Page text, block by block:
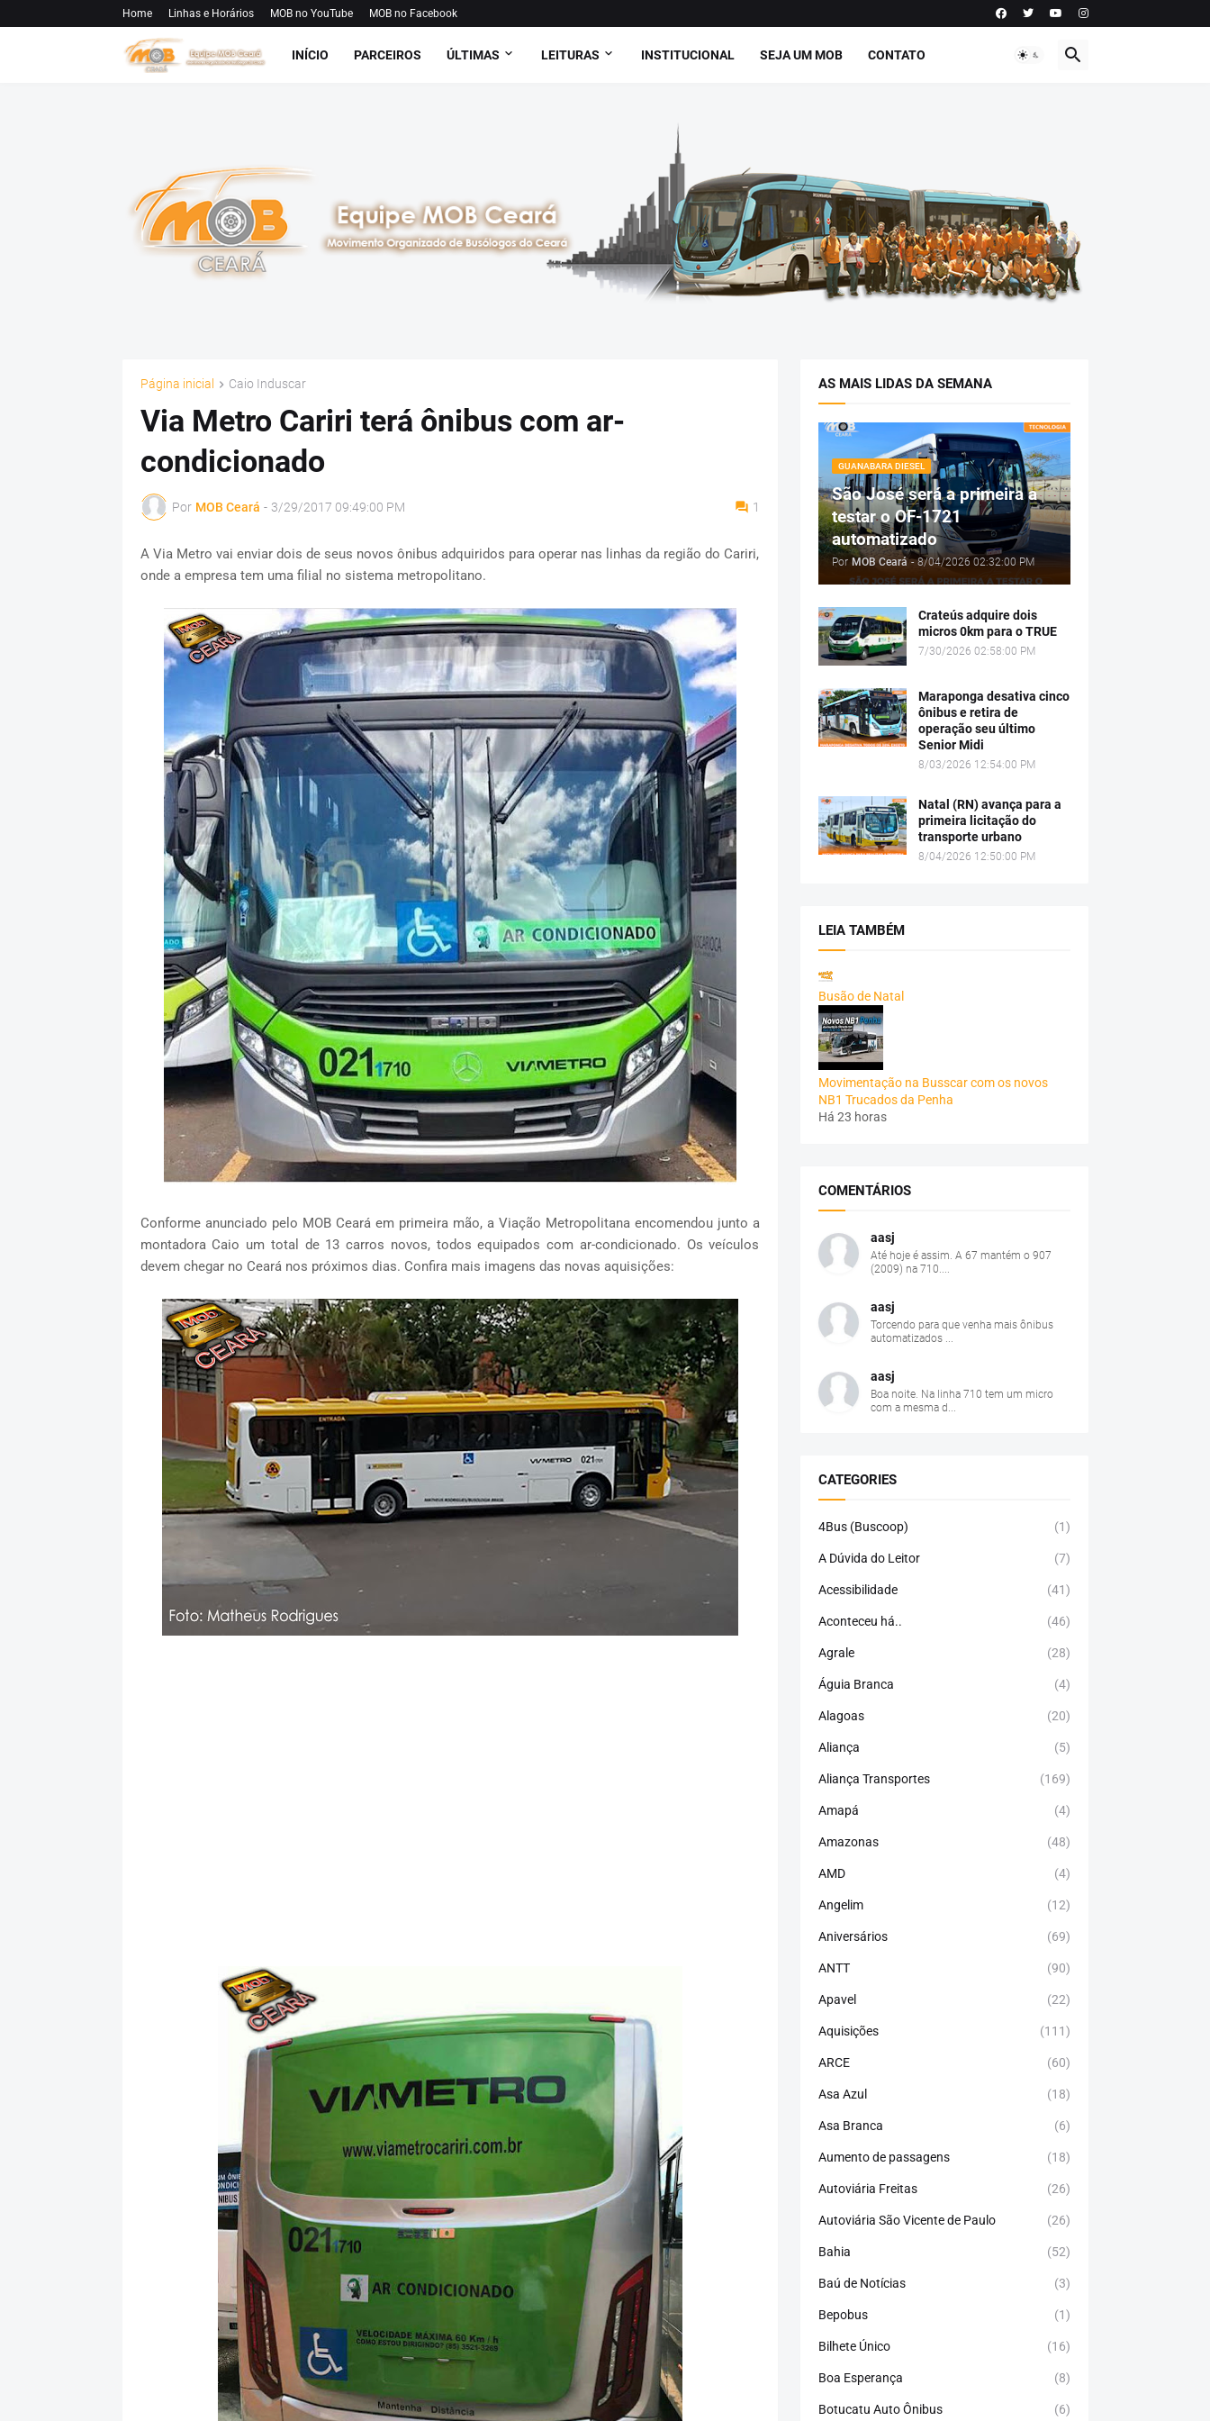
Home Linhas e Horários MOB no YouTube MOB no Facebook
INÍCIO PARCEIROS ÚLTIMAS LEITURAS INSTITUCIONAL SEJA UM MOB CONTATO
Página inicial Caio Induscar
Via Metro Cariri terá ônibus com ar-
condicionado
Por MOB Ceará - 3/29/2017 09:49:00 PM 1
A Via Metro vai enviar dois de seus novos ônibus adquiridos para operar nas linhas da região do Cariri,
onde a empresa tem uma filial no sistema metropolitano.
Conforme anunciado pelo MOB Ceará em primeira mão, a Viação Metropolitana encomendou junto a
montadora Caio um total de 13 carros novos, todos equipados com ar-condicionado. Os veículos
devem chegar no Ceará nos próximos dias. Confira mais imagens das novas aquisições:
AS MAIS LIDAS DA SEMANA
GUANABARA DIESEL
São José será a primeira a
testar o OF-1721
automatizado
Por MOB Ceará - 8/04/2026 02:32:00 PM
Crateús adquire dois
micros 0km para o TRUE
7/30/2026 02:58:00 PM
Maraponga desativa cinco
ônibus e retira de
operação seu último
Senior Midi
8/03/2026 12:54:00 PM
Natal (RN) avança para a
primeira licitação do
transporte urbano
8/04/2026 12:50:00 PM
LEIA TAMBÉM
Busão de Natal
Movimentação na Busscar com os novos
NB1 Trucados da Penha
Há 23 horas
COMENTÁRIOS
aasj
Até hoje é assim. A 67 mantém o 907
(2009) na 710....
aasj
Torcendo para que venha mais ônibus
automatizados ...
aasj
Boa noite. Na linha 710 tem um micro
com a mesma d...
CATEGORIES
4Bus (Buscoop) (1)
A Dúvida do Leitor (7)
Acessibilidade (41)
Aconteceu há.. (46)
Agrale (28)
Águia Branca (4)
Alagoas (20)
Aliança (5)
Aliança Transportes (169)
Amapá (4)
Amazonas (48)
AMD (4)
Angelim (12)
Aniversários (69)
ANTT (90)
Apavel (22)
Aquisições (111)
ARCE (60)
Asa Azul (18)
Asa Branca (6)
Aumento de passagens (18)
Autoviária Freitas (26)
Autoviária São Vicente de Paulo (26)
Bahia (52)
Baú de Notícias (3)
Bepobus (1)
Bilhete Único (16)
Boa Esperança (8)
Botucatu Auto Ônibus (6)